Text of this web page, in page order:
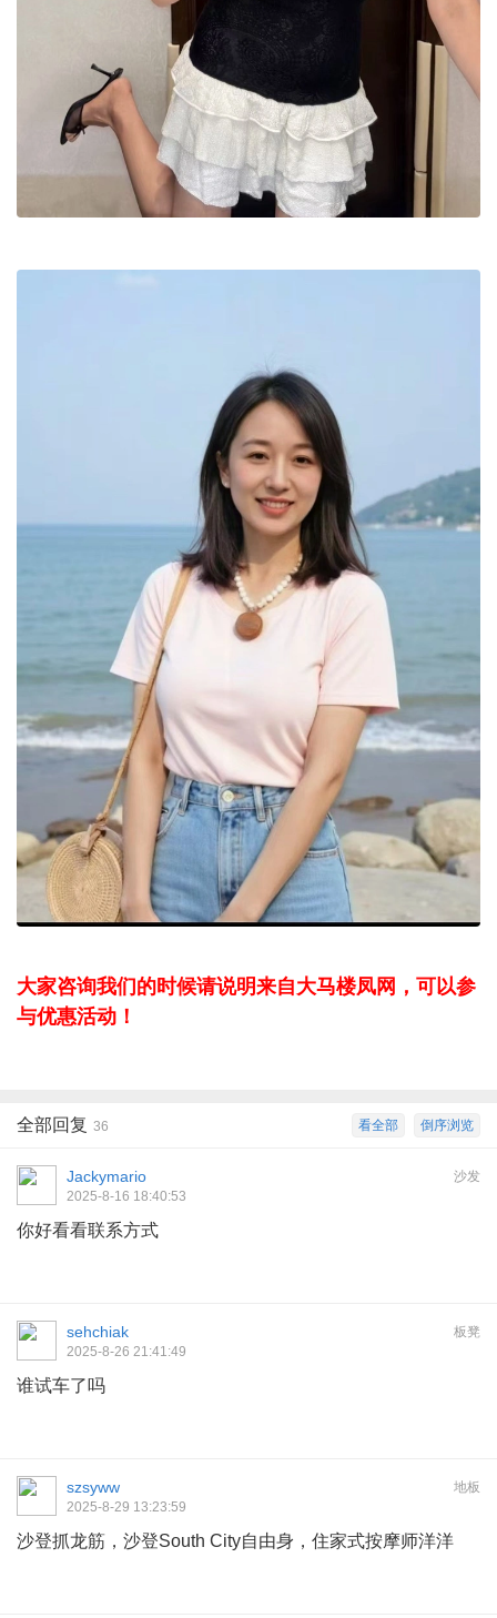
大家咨询我们的时候请说明来自大马楼凤网，可以参
与优惠活动！
倒序浏览
看全部
全部回复 36
沙发
Jackymario
2025-8-16 18:40:53
你好看看联系方式
板凳
sehchiak
2025-8-26 21:41:49
谁试车了吗
地板
szsyww
2025-8-29 13:23:59
沙登抓龙筋，沙登South City自由身，住家式按摩师洋洋